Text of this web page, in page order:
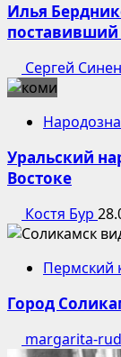
Илья
поставивший
Сергей
Уральский
Востоке
Костя Бур
Пермский
Город
margarita-